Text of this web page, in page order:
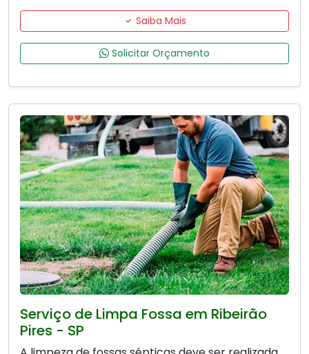
Saiba Mais
Solicitar Orçamento
Serviço de Limpa Fossa em Ribeirão
Pires - SP